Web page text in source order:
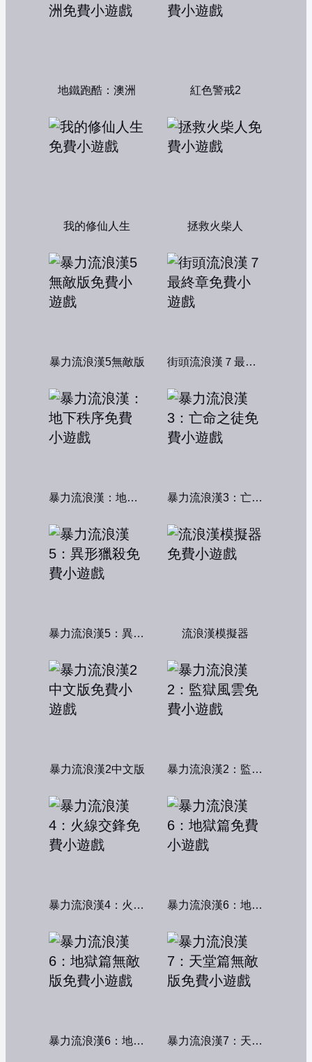
地鐵跑酷：澳洲 紅色警戒2
我的修仙人生 拯救火柴人
暴力流浪漢5無敵版 街頭流浪漢７最終章
暴力流浪漢：地下秩序 暴力流浪漢3：亡命之徒
暴力流浪漢5：異形獵殺 流浪漢模擬器
暴力流浪漢2中文版 暴力流浪漢2：監獄風雲
暴力流浪漢4：火線交鋒 暴力流浪漢6：地獄篇
暴力流浪漢6：地獄篇無敵版 暴力流浪漢7：天堂篇無敵版